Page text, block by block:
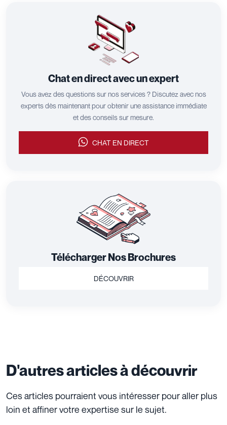
Chat en direct avec un expert
Vous avez des questions sur nos services ? Discutez avec nos
experts dès maintenant pour obtenir une assistance immédiate
et des conseils sur mesure.
CHAT EN DIRECT
Télécharger Nos Brochures
DÉCOUVRIR
D'autres articles à découvrir
Ces articles pourraient vous intéresser pour aller plus
loin et affiner votre expertise sur le sujet.